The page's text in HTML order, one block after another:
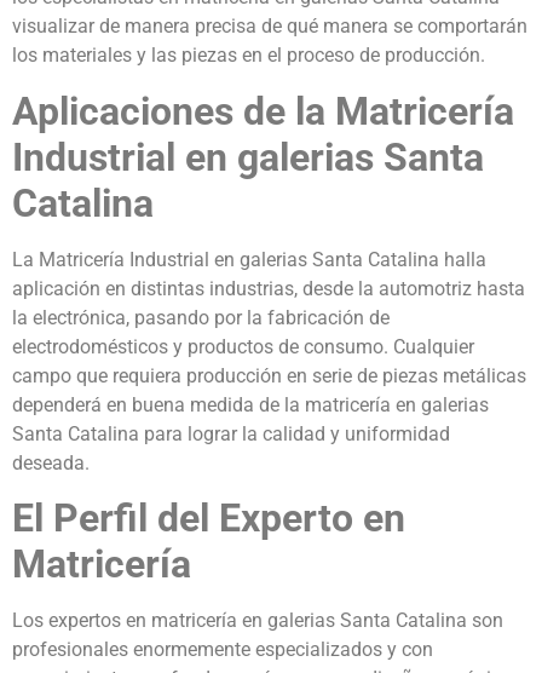
visualizar de manera precisa de qué manera se comportarán
los materiales y las piezas en el proceso de producción.
Aplicaciones de la Matricería
Industrial en galerias Santa
Catalina
La Matricería Industrial en galerias Santa Catalina halla
aplicación en distintas industrias, desde la automotriz hasta
la electrónica, pasando por la fabricación de
electrodomésticos y productos de consumo. Cualquier
campo que requiera producción en serie de piezas metálicas
dependerá en buena medida de la matricería en galerias
Santa Catalina para lograr la calidad y uniformidad
deseada.
El Perfil del Experto en
Matricería
Los expertos en matricería en galerias Santa Catalina son
profesionales enormemente especializados y con